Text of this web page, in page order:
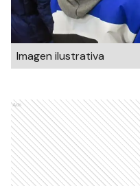
Imagen ilustrativa
Ads